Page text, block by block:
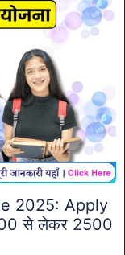
2025: Apply
से लेकर 2500